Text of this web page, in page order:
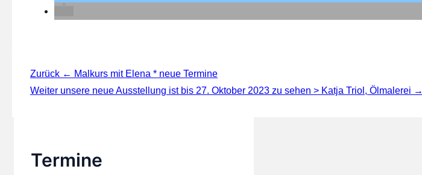
Beitragsnavigation
Zurück ← Malkurs mit Elena * neue Termine
Weiter unsere neue Ausstellung ist bis 27. Oktober 2023 zu sehen > Katja Triol, Ölmalerei →
Termine